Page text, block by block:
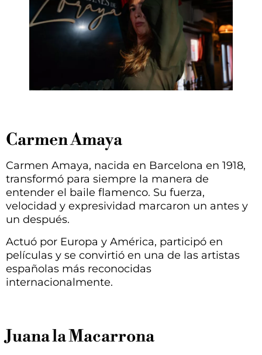
Carmen Amaya
Carmen Amaya, nacida en Barcelona en 1918,
transformó para siempre la manera de
entender el baile flamenco. Su fuerza,
velocidad y expresividad marcaron un antes y
un después.
Actuó por Europa y América, participó en
películas y se convirtió en una de las artistas
españolas más reconocidas
internacionalmente.
Juana la Macarrona